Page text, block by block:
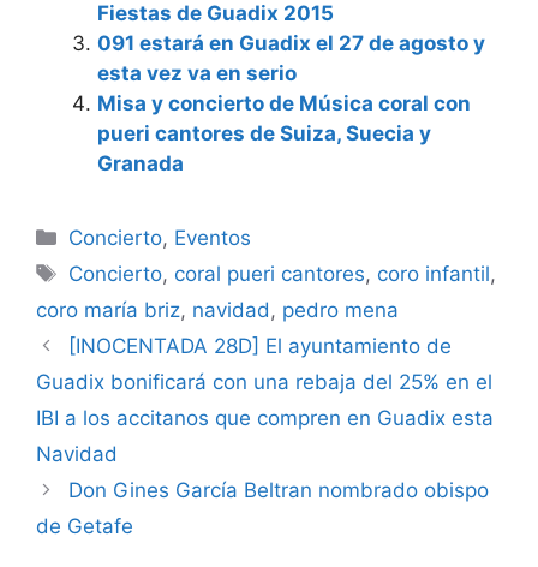
Fiestas de Guadix 2015
091 estará en Guadix el 27 de agosto y
esta vez va en serio
Misa y concierto de Música coral con
pueri cantores de Suiza, Suecia y
Granada
Categorías
Concierto, Eventos
Etiquetas
Concierto, coral pueri cantores, coro infantil,
coro maría briz, navidad, pedro mena
[INOCENTADA 28D] El ayuntamiento de
Guadix bonificará con una rebaja del 25% en el
IBI a los accitanos que compren en Guadix esta
Navidad
Don Gines García Beltran nombrado obispo
de Getafe